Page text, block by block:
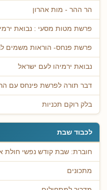
הר ההר - מות אהרון
פרשת מטות מסעי : נבואת
פרשת פנחס- הוראות משמים
נבואת ירמיהו לעם ישראל
דבר תורה לפרשת פינחס עם
בלק רוקם תכניות
לכבוד שבת
חוברת: שבת קודש נפשי חולת
מתכונים